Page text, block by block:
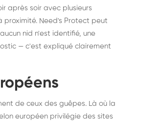
après soir avec plusieurs
proximité. Need's Protect peut
nid n'est identifié, une
— c'est expliqué clairement
de ceux des guêpes. Là où la
européen privilégie des sites